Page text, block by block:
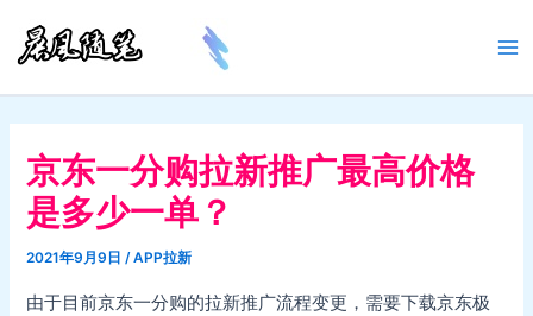
容
京东一分购拉新推广最高价格
是多少一单？
2021年9月9日/APP拉新
由于目前京东一分购的拉新推广流程变更，需要下载京东极